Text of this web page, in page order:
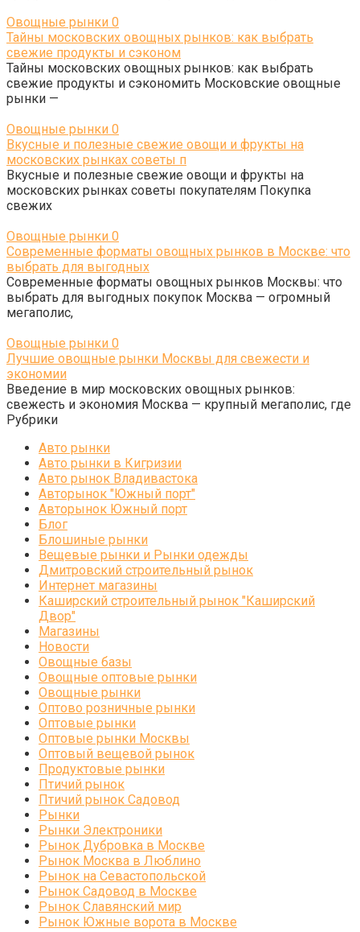
Овощные рынки 0
Тайны московских овощных рынков: как выбрать
свежие продукты и сэконом
Тайны московских овощных рынков: как выбрать
свежие продукты и сэкономить Московские овощные
рынки —
Овощные рынки 0
Вкусные и полезные свежие овощи и фрукты на
московских рынках советы п
Вкусные и полезные свежие овощи и фрукты на
московских рынках советы покупателям Покупка
свежих
Овощные рынки 0
Современные форматы овощных рынков в Москве: что
выбрать для выгодных
Современные форматы овощных рынков Москвы: что
выбрать для выгодных покупок Москва — огромный
мегаполис,
Овощные рынки 0
Лучшие овощные рынки Москвы для свежести и
экономии
Введение в мир московских овощных рынков:
свежесть и экономия Москва — крупный мегаполис, где
Рубрики
Авто рынки
Авто рынки в Кигризии
Авто рынок Владивастока
Авторынок "Южный порт"
Авторынок Южный порт
Блог
Блошиные рынки
Вещевые рынки и Рынки одежды
Дмитровский строительный рынок
Интернет магазины
Каширский строительный рынок "Каширский
Двор"
Магазины
Новости
Овощные базы
Овощные оптовые рынки
Овощные рынки
Оптово розничные рынки
Оптовые рынки
Оптовые рынки Москвы
Оптовый вещевой рынок
Продуктовые рынки
Птичий рынок
Птичий рынок Садовод
Рынки
Рынки Электроники
Рынок Дубровка в Москве
Рынок Москва в Люблино
Рынок на Севастопольской
Рынок Садовод в Москве
Рынок Славянский мир
Рынок Южные ворота в Москве